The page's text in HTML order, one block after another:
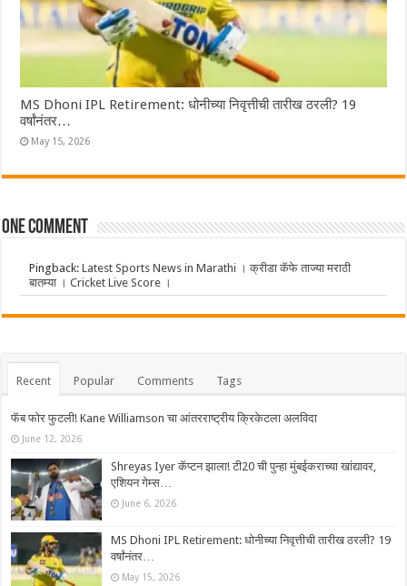
MS Dhoni IPL Retirement: धोनीच्या निवृत्तीची तारीख ठरली? 19
वर्षांनंतर…
May 15, 2026
One comment
Pingback:Latest Sports News in Marathi । क्रीडा कॅफे ताज्या मराठी
बातम्या । Cricket Live Score ।
Recent Popular Comments Tags
फॅब फोर फुटली! Kane Williamson चा आंतरराष्ट्रीय क्रिकेटला अलविदा
June 12, 2026
Shreyas Iyer कॅप्टन झाला! टी20 ची पुन्हा मुंबईकराच्या खांद्यावर,
एशियन गेम्स…
June 6, 2026
MS Dhoni IPL Retirement: धोनीच्या निवृत्तीची तारीख ठरली? 19
वर्षांनंतर…
May 15, 2026